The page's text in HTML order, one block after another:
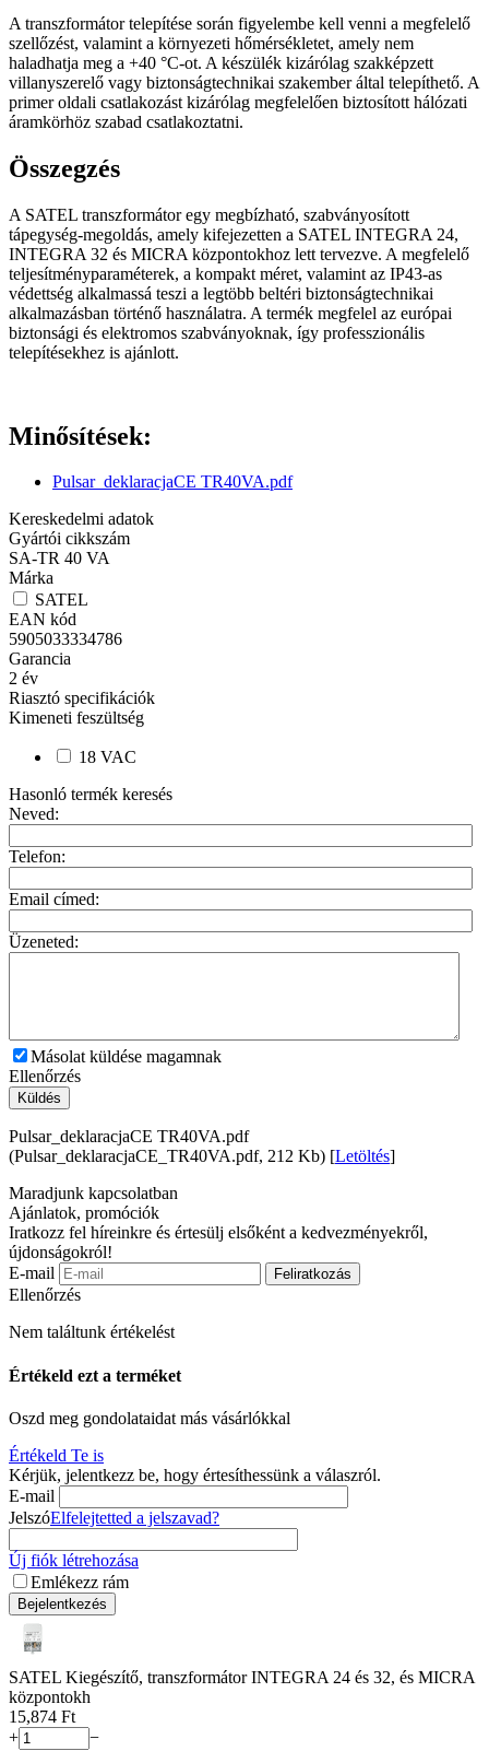
A transzformátor telepítése során figyelembe kell venni a megfelelő
szellőzést, valamint a környezeti hőmérsékletet, amely nem
haladhatja meg a +40 °C-ot. A készülék kizárólag szakképzett
villanyszerelő vagy biztonságtechnikai szakember által telepíthető. A
primer oldali csatlakozást kizárólag megfelelően biztosított hálózati
áramkörhöz szabad csatlakoztatni.
Összegzés
A SATEL transzformátor egy megbízható, szabványosított
tápegység-megoldás, amely kifejezetten a SATEL INTEGRA 24,
INTEGRA 32 és MICRA központokhoz lett tervezve. A megfelelő
teljesítményparaméterek, a kompakt méret, valamint az IP43-as
védettség alkalmassá teszi a legtöbb beltéri biztonságtechnikai
alkalmazásban történő használatra. A termék megfelel az európai
biztonsági és elektromos szabványoknak, így professzionális
telepítésekhez is ajánlott.
Minősítések:
Pulsar_deklaracjaCE TR40VA.pdf
Kereskedelmi adatok
Gyártói cikkszám
SA-TR 40 VA
Márka
SATEL
EAN kód
5905033334786
Garancia
2 év
Riasztó specifikációk
Kimeneti feszültség
18 VAC
Hasonló termék keresés
Neved:
Telefon:
Email címed:
Üzeneted:
Másolat küldése magamnak
Ellenőrzés
Küldés
Pulsar_deklaracjaCE TR40VA.pdf
(Pulsar_deklaracjaCE_TR40VA.pdf, 212 Kb) [Letöltés]
Maradjunk kapcsolatban
Ajánlatok, promóciók
Iratkozz fel híreinkre és értesülj elsőként a kedvezményekről,
újdonságokról!
E-mail
Feliratkozás
Ellenőrzés
Nem találtunk értékelést
Értékeld ezt a terméket
Oszd meg gondolataidat más vásárlókkal
Értékeld Te is
Kérjük, jelentkezz be, hogy értesíthessünk a válaszról.
E-mail
JelszóElfelejtetted a jelszavad?
Új fiók létrehozása
Emlékezz rám
Bejelentkezés
SATEL Kiegészítő, transzformátor INTEGRA 24 és 32, és MICRA
központokh
15,874 Ft
+
−